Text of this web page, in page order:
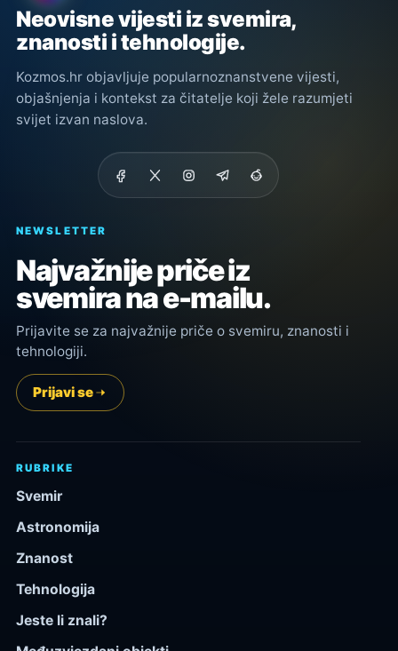
Neovisne vijesti iz svemira,
znanosti i tehnologije.
Kozmos.hr objavljuje popularnoznanstvene vijesti,
objašnjenja i kontekst za čitatelje koji žele razumjeti
svijet izvan naslova.
NEWSLETTER
Najvažnije priče iz
svemira na e-mailu.
Prijavite se za najvažnije priče o svemiru, znanosti i
tehnologiji.
Prijavi se
RUBRIKE
Svemir
Astronomija
Znanost
Tehnologija
Jeste li znali?